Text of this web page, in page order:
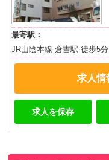
最寄駅：
JR山陰本線 倉吉駅 徒歩5分
求人情
求人を保存